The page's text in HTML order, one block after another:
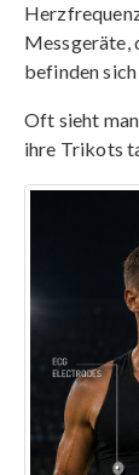
Messgeräte,
befinden
Oft sieht
ihre Trikots